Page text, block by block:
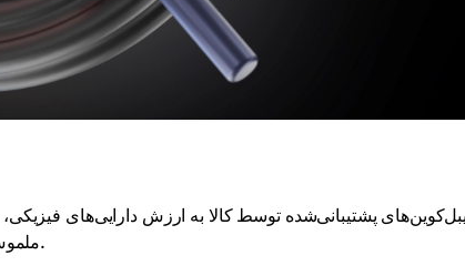
پشتیبانی‌شده توسط کالا به ارزش دارایی‌های
ملموس پشتیبانی می‌شوند که سطح اضافی از امنیت و ثبات را فراهم می‌کند.